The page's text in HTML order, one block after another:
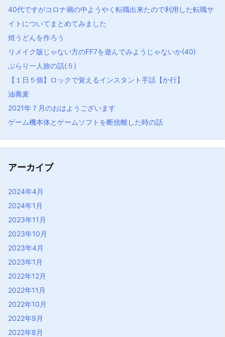
40代ですがコロナ禍の中ようやく転職出来たので利用した転職サ
イトについてまとめてみました
焼うどんを作ろう
リメイク版じゃない方のFF7を遊んでみようじゃないか(40)
ぶらり一人旅の話(５)
【１日５個】ロックで覚えるインスタント手話【か行】
油蕎麦
2021年７月のおはようございます
ゲーム機本体とゲームソフトを断捨離した時の話
アーカイブ
2024年4月
2024年1月
2023年11月
2023年10月
2023年4月
2023年1月
2022年12月
2022年11月
2022年10月
2022年9月
2022年8月